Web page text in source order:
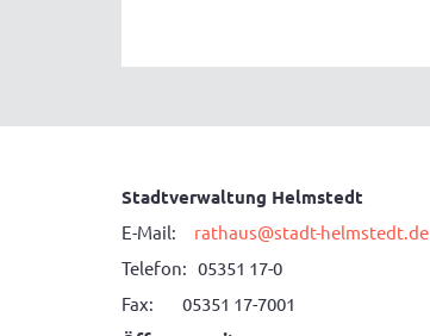
Stadtverwaltung Helmstedt
E-Mail: rathaus@stadt-helmstedt.de
Telefon: 05351 17-0
Fax: 05351 17-7001